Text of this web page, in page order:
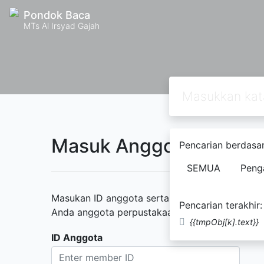
Pondok Baca
MTs Al Irsyad Gajah
Pencarian
SEMUA
Pencarian terakhir:
{{tmpObj[k].text}}
Masuk Anggota
Masukan ID anggota serta kata sandi yang
Anda anggota perpustakaan namun belum
ID Anggota